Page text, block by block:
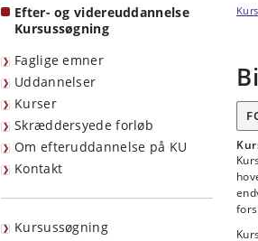
Efter- og videreuddannelse
Kursussøgning
Faglige emner
Uddannelser
Kurser
Skræddersyede forløb
Om efteruddannelse på KU
Kontakt
Kursussøgning